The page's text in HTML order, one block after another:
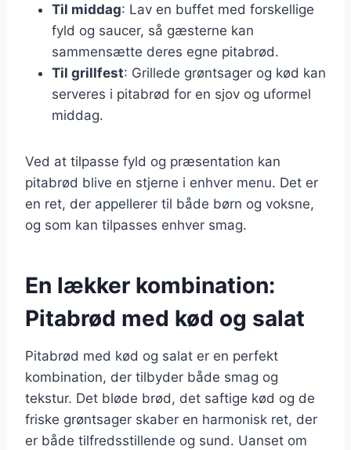
Til middag: Lav en buffet med forskellige
fyld og saucer, så gæsterne kan
sammensætte deres egne pitabrød.
Til grillfest: Grillede grøntsager og kød kan
serveres i pitabrød for en sjov og uformel
middag.
Ved at tilpasse fyld og præsentation kan
pitabrød blive en stjerne i enhver menu. Det er
en ret, der appellerer til både børn og voksne,
og som kan tilpasses enhver smag.
En lækker kombination:
Pitabrød med kød og salat
Pitabrød med kød og salat er en perfekt
kombination, der tilbyder både smag og
tekstur. Det bløde brød, det saftige kød og de
friske grøntsager skaber en harmonisk ret, der
er både tilfredsstillende og sund. Uanset om